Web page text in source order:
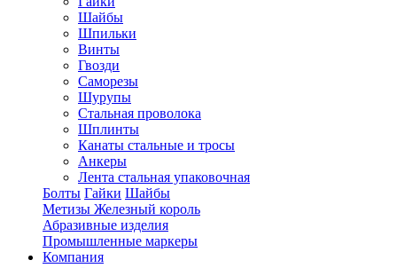
Шайбы
Шпильки
Винты
Гвозди
Саморезы
Шурупы
Стальная проволока
Шплинты
Канаты стальные и тросы
Анкеры
Лента стальная упаковочная
Болты Гайки Шайбы
Метизы Железный король
Абразивные изделия
Промышленные маркеры
Компания